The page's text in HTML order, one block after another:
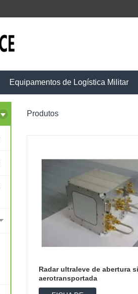
Equipamentos de Logística Militar
Produtos
Radar ultraleve de abertura
aerotransportada